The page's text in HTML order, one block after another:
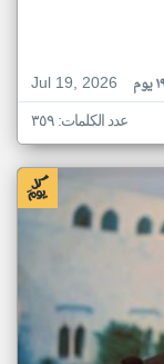
Jul 19, 2026
عدد الكلمات: ٣٥٩